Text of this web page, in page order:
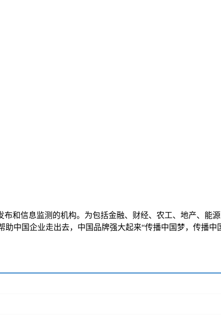
和信息监测的机构。为包括金融、财经、农工、地产、能
中国企业走出去，中国品牌强大起来“传播中国梦，传播